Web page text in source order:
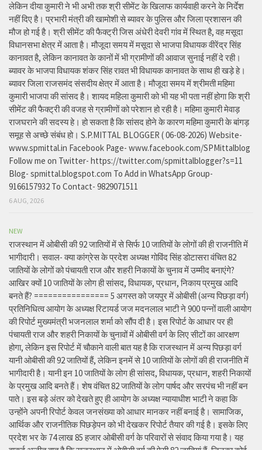
लेकिन दीया कुमारी ने भी अभी तक श्री सीमेंट के खिलाफ कार्यवाही करने के निर्देश
नहीं दिए है। प्रभारी मंत्री की खामोशी से ब्यावर के पुलिस और जिला प्रशासन की
मौज हो गई है। श्री सीमेंट की फैक्ट्री जिस अंधेरी देवरी गांव में स्थित है, वह मसूदा
विधानसभा क्षेत्र में आता है। मौजूदा समय में मसूदा से भाजपा विधायक वीरेंद्र सिंह
कानावत है, लेकिन कानावत के कानों में भी ग्रामीणों की आवाज सुनाई नहीं दे रही।
ब्यावर के भाजपा विधायक शंकर सिंह रावत भी विधायक कानावत के साथ ही खड़े हे।
ब्यावर जिला राजसमंद संसदीय क्षेत्र में आता है। मौजूदा समय में श्रीमती महिमा
कुमारी भाजपा की सांसद है। शायद महिला कुमारी को भी यह भी पता नहीं होगा कि श्री
सीमेंट की फैक्ट्री की वजह से ग्रामीणों को परेशान हो रही है। महिमा कुमारी मेवाड़
राजघराने की सदस्य हे। हो सकता है कि सांसद होने के कारण महिमा कुमारी के बांगड़
समूह से अच्छे संबंध हो। S.P.MITTAL BLOGGER ( 06-08-2026) Website-
www.spmittal.in Facebook Page- www.facebook.com/SPMittalblog
Follow me on Twitter- https://twitter.com/spmittalblogger?s=11
Blog- spmittal.blogspot.com To Add in WhatsApp Group-
9166157932 To Contact- 9829071511
6 AUG, 2026
NEW
राजस्थान में ओबीसी की 92 जातियों में से सिर्फ 10 जातियों के लोगों की ही राजनीति में
भागीदारी। सवाल- क्या कांग्रेस के प्रदेश अध्यक्ष गोविंद सिंह डोटासरा वंचित 82
जातियों के लोगों को पंचायती राज और शहरी निकायों के चुनाव में उम्मीद बनाएंगे?
आखिर क्यों 10 जातियों के लोग ही सांसद, विधायक, प्रधान, निकाय प्रमुख आदि
बनते हैं? ================ 5 अगस्त को जयपुर में ओबीसी (अन्य पिछड़ा वर्ग)
प्रतिनिधित्व आयोग के अध्यक्ष रिटायर्ड जज मदनलाल भाटी ने 900 पन्नों वाली आयोग
की रिपोर्ट मुख्यमंत्री भजनलाल शर्मा को सौंप दी है। इस रिपोर्ट के आधार पर ही
पंचायती राज और शहरी निकायों के चुनावों में ओबीसी वर्ग के लिए सीटों का आरक्षण
होगा, लेकिन इस रिपोर्ट में चौकाने वाली बात यह है कि राजस्थान में अन्य पिछड़ा वर्ग
यानी ओबीसी की 92 जातियों हैं, लेकिन इनमें से 10 जातियों के लोगों की ही राजनीति में
भागीदारी है। यानी इन 10 जातियों के लोग ही सांसद, विधायक, प्रधान, शहरी निकायों
के प्रमुख आदि बनते हैं। शेष वंचित 82 जातियों के लोग पार्षद और सरपंच भी नहीं बन
पाते। इस बड़े अंतर को देखते हुए ही आयोग के अध्यक्ष न्यायाधीश भाटी ने कहा कि
उन्होंने अपनी रिपोर्ट केवल जनसंख्या को आधार मानकर नहीं बनाई है। सामाजिक,
आर्थिक और राजनीतिक पिछड़ेपन को भी देखकर रिपोर्ट तैयार की गई है। इसके लिए
प्रदेश भर के 74 लाख 85 हजार ओबीसी वर्ग के परिवारों से संवाद किया गया है। यह